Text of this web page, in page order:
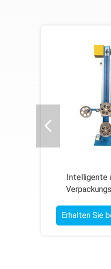
Intelligente
mm
Erhalten Sie